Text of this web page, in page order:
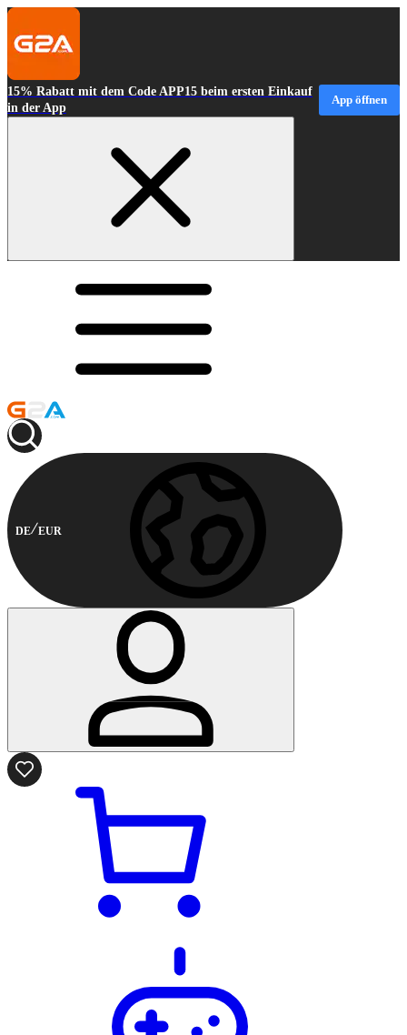
15% Rabatt mit dem Code APP15 beim ersten Einkauf
in der App
App öffnen
DE EUR